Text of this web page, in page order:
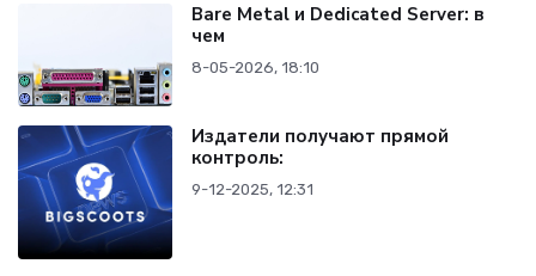
Bare Metal и Dedicated Server: в
чем
8-05-2026, 18:10
Издатели получают прямой
контроль:
9-12-2025, 12:31